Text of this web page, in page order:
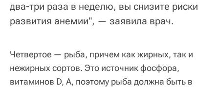
два-три раза в неделю, вы снизите риски
развития анемии", — заявила врач.
Четвертое — рыба, причем как жирных, так и
нежирных сортов. Это источник фосфора,
витаминов D, А, поэтому рыба должна быть в